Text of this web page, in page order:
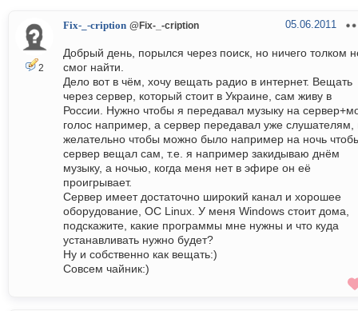
2
Fix-_-cription @Fix-_-cription 05.06.2011
Добрый день, порылся через поиск, но ничего толком
смог найти.
Дело вот в чём, хочу вещать радио в интернет. Вещать
через сервер, который стоит в Украине, сам живу в
России. Нужно чтобы я передавал музыку на
голос например, а сервер передавал уже слушателям,
желательно чтобы можно было например на ночь
сервер вещал сам, т.е. я например закидываю днём
музыку, а ночью, когда меня нет в эфире он её
проигрывает.
Сервер имеет достаточно широкий канал и хорошее
оборудование, ОС Linux. У меня Windows стоит дома,
подскажите, какие программы мне нужны и что куда
устанавливать нужно будет?
Ну и собственно как вещать:)
Совсем чайник:)